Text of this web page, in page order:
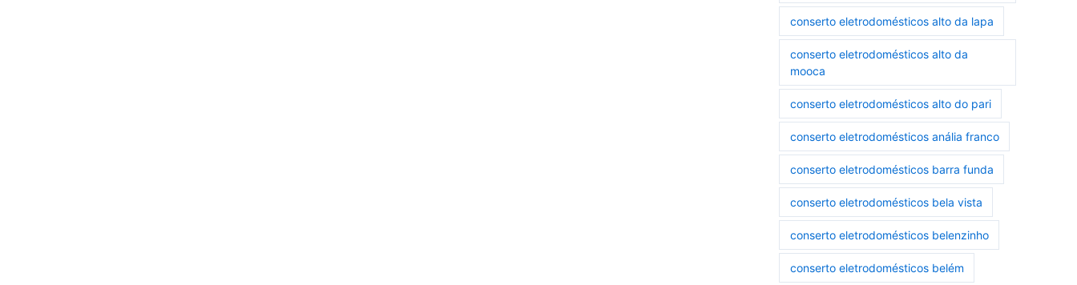
conserto eletrodomésticos alto da lapa
conserto eletrodomésticos alto da
mooca
conserto eletrodomésticos alto do pari
conserto eletrodomésticos anália franco
conserto eletrodomésticos barra funda
conserto eletrodomésticos bela vista
conserto eletrodomésticos belenzinho
conserto eletrodomésticos belém